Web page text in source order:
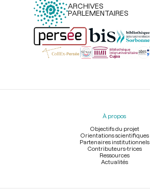
ARCHIVES
PARLEMENTAIRES
Menu
À propos
Objectifs du projet
Orientations scientifiques
Partenaires institutionnels
Contributeurs-trices
Ressources
Actualités